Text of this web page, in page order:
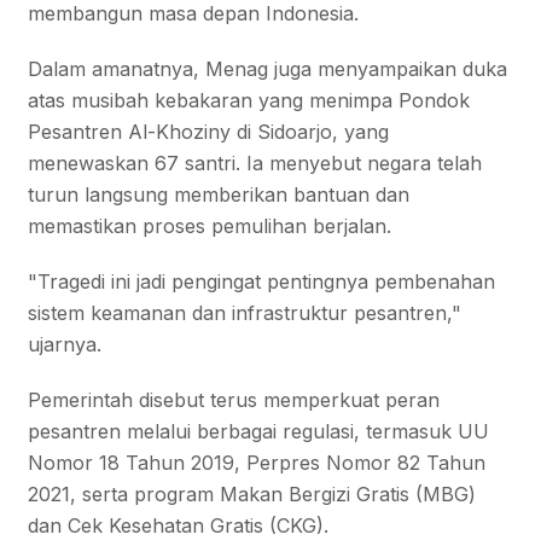
membangun masa depan Indonesia.
Dalam amanatnya, Menag juga menyampaikan duka
atas musibah kebakaran yang menimpa Pondok
Pesantren Al-Khoziny di Sidoarjo, yang
menewaskan 67 santri. Ia menyebut negara telah
turun langsung memberikan bantuan dan
memastikan proses pemulihan berjalan.
"Tragedi ini jadi pengingat pentingnya pembenahan
sistem keamanan dan infrastruktur pesantren,"
ujarnya.
Pemerintah disebut terus memperkuat peran
pesantren melalui berbagai regulasi, termasuk UU
Nomor 18 Tahun 2019, Perpres Nomor 82 Tahun
2021, serta program Makan Bergizi Gratis (MBG)
dan Cek Kesehatan Gratis (CKG).